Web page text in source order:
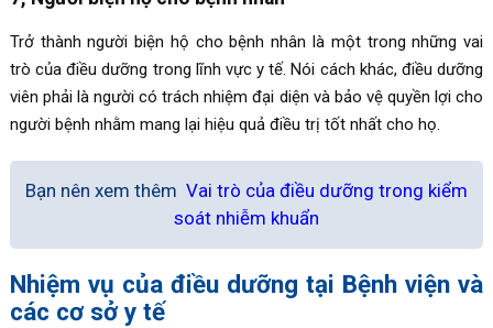
Trở thành người biện hộ cho bệnh nhân là một trong những vai
trò của điều dưỡng trong lĩnh vực y tế. Nói cách khác, điều dưỡng
viên phải là người có trách nhiệm đại diện và bảo vệ quyền lợi cho
người bệnh nhằm mang lại hiệu quả điều trị tốt nhất cho họ.
Bạn nên xem thêm Vai trò của điều dưỡng trong kiểm
soát nhiễm khuẩn
Nhiệm vụ của điều dưỡng tại Bệnh viện và
các cơ sở y tế